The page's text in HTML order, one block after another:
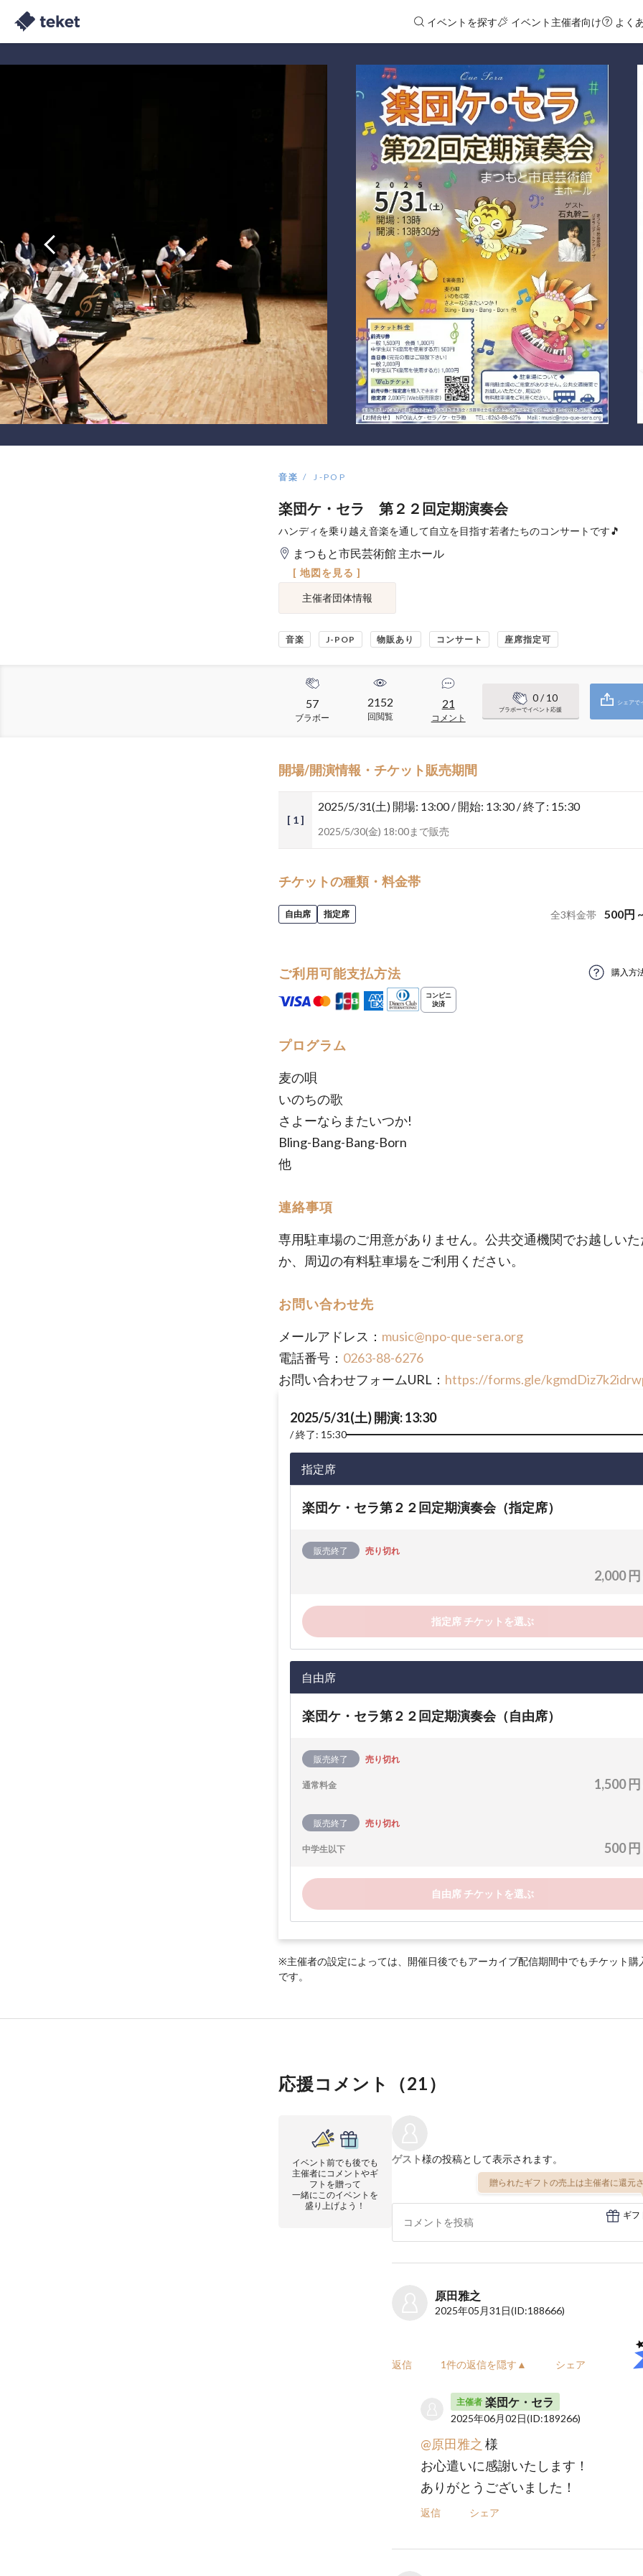
イベントを探す イベント主催者向け よく
音楽 J-POP
楽団ケ・セラ 第２２回定期演奏会
ハンディを乗り越え音楽を通して自立を目指す若者たちのコンサートです🎵
まつもと市民芸術館 主ホール
[ 地図を見る ]
主催者団体情報
音楽 J-POP 物販あり コンサート 座席指定可
57
ブラボー
2152
回閲覧
21
コメント
0/ 10
ブラボーでイベント応援
シェアで
開場/開演情報・チケット販売期間
[ 1 ]
2025/5/31(土) 開場: 13:00 / 開始: 13:30 / 終了: 15:30
2025/5/30(金) 18:00まで販売
チケットの種類・料金帯
自由席 指定席 全3料金帯 500円 ~
ご利用可能支払方法 購入方
プログラム
麦の唄
いのちの歌
さよーならまたいつか!
Bling-Bang-Bang-Born
他
連絡事項
専用駐車場のご用意がありません。公共交通機関でお越しいた
か、周辺の有料駐車場をご利用ください。
お問い合わせ先
メールアドレス： music@npo-que-sera.org
電話番号： 0263-88-6276
お問い合わせフォームURL： https://forms.gle/
2025/5/31(土) 開演: 13:30
終了: 15:30
指定席
楽団ケ・セラ第２２回定期演奏会（指定席）
販売終了 売り切れ
2,000 円
指定席 チケットを選ぶ
自由席
楽団ケ・セラ第２２回定期演奏会（自由席）
販売終了 売り切れ
通常料金 1,500 円
販売終了 売り切れ
中学生以下 500 円
自由席 チケットを選ぶ
※主催者の設定によっては、開催日後でもアーカイブ配信期間中でもチケット購
です。
応援コメント（21）
イベント前でも後でも
主催者にコメントやギ
フトを贈って
一緒にこのイベントを
盛り上げよう！
ゲスト様の投稿として表示されます。
贈られたギフトの売上は主催者に還元
ギフ
原田雅之
2025年05月31日(ID:188666)
返信 1件の返信を隠す▲ シェア
主催者 楽団ケ・セラ
2025年06月02日(ID:189266)
@原田雅之 様
お心遣いに感謝いたします！
ありがとうございました！
返信 シェア